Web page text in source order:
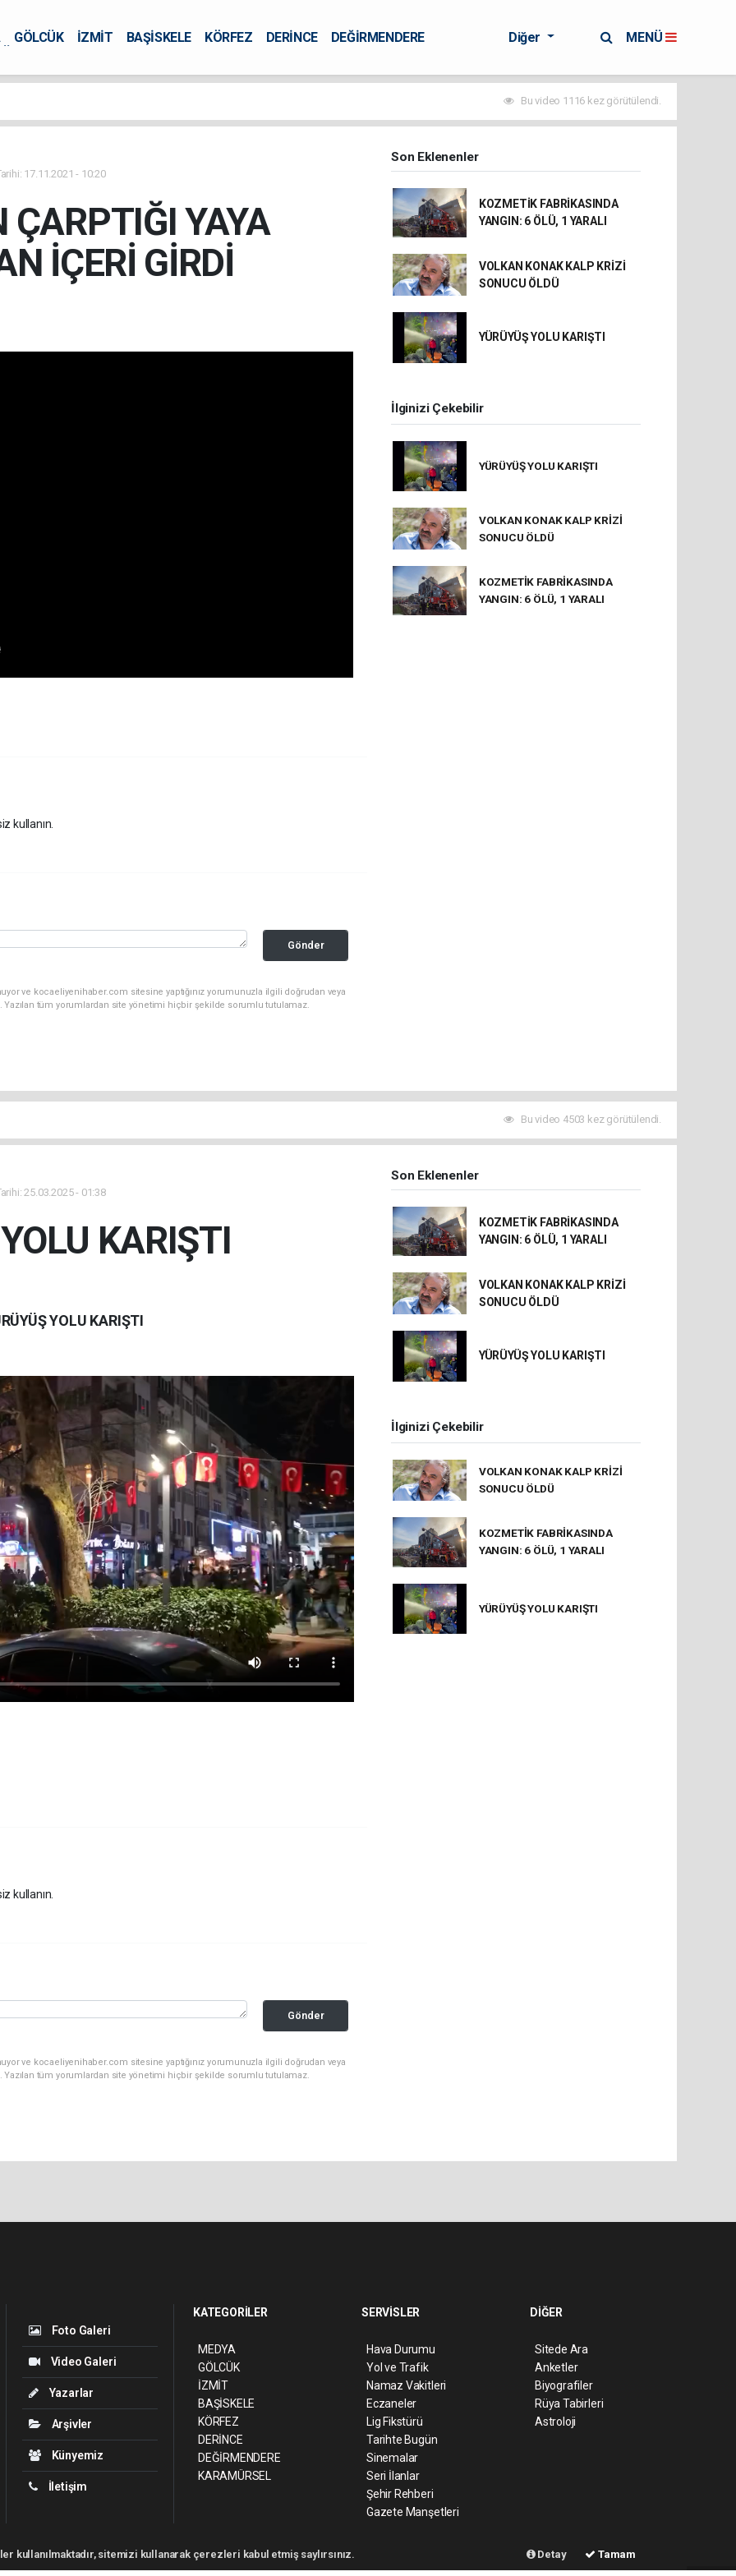
GÖLCÜK İZMİT BAŞİSKELE KÖRFEZ DERİNCE
DEĞİRMENDERE
Diğer MENÜ
Bu video 1116 kez görütülendi.
17.11.2021 - 10:20
ÇARPTIĞI YAYA
İÇERİ GİRDİ
kullanın.
Gönder
ve kocaeliyenihaber.com sitesine yaptığınız yorumunuzla ilgili doğrudan veya
Yazılan tüm yorumlardan site yönetimi hiçbir şekilde sorumlu tutulamaz.
Son Eklenenler
KOZMETİK FABRİKASINDA
YANGIN: 6 ÖLÜ, 1 YARALI
VOLKAN KONAK KALP KRİZİ
SONUCU ÖLDÜ
YÜRÜYÜŞ YOLU KARIŞTI
İlginizi Çekebilir
YÜRÜYÜŞ YOLU KARIŞTI
VOLKAN KONAK KALP KRİZİ
SONUCU ÖLDÜ
KOZMETİK FABRİKASINDA
YANGIN: 6 ÖLÜ, 1 YARALI
Bu video 4503 kez görütülendi.
25.03.2025 - 01:38
KARIŞTI
YOLU KARIŞTI
kullanın.
Gönder
ve kocaeliyenihaber.com sitesine yaptığınız yorumunuzla ilgili doğrudan veya
Yazılan tüm yorumlardan site yönetimi hiçbir şekilde sorumlu tutulamaz.
Son Eklenenler
KOZMETİK FABRİKASINDA
YANGIN: 6 ÖLÜ, 1 YARALI
VOLKAN KONAK KALP KRİZİ
SONUCU ÖLDÜ
YÜRÜYÜŞ YOLU KARIŞTI
İlginizi Çekebilir
VOLKAN KONAK KALP KRİZİ
SONUCU ÖLDÜ
KOZMETİK FABRİKASINDA
YANGIN: 6 ÖLÜ, 1 YARALI
YÜRÜYÜŞ YOLU KARIŞTI
sitemizi kullanarak çerezleri kabul etmiş saylırsınız. Detay Tamam
Foto Galeri
Video Galeri
Yazarlar
Arşivler
Künyemiz
İletişim
KATEGORİLER
MEDYA
GÖLCÜK
İZMİT
BAŞİSKELE
KÖRFEZ
DERİNCE
DEĞİRMENDERE
KARAMÜRSEL
SERVİSLER
Hava Durumu
Yol ve Trafik
Namaz Vakitleri
Eczaneler
Lig Fikstürü
Tarihte Bugün
Sinemalar
Seri İlanlar
Şehir Rehberi
Gazete Manşetleri
DİĞER
Sitede Ara
Anketler
Biyografiler
Rüya Tabirleri
Astroloji